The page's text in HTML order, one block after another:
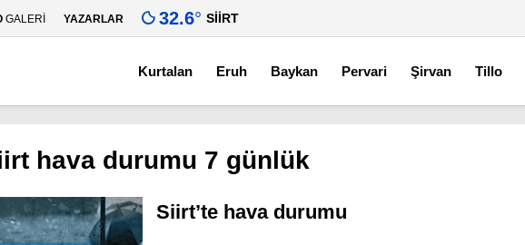
GALERİ YAZARLAR 32.6° SIIRT
Kurtalan Eruh Baykan Pervari Şirvan Tillo
hava durumu 7 günlük
Siirt’te hava durumu